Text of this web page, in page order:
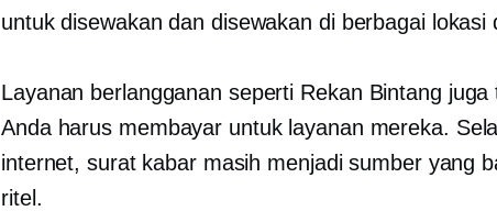
untuk disewakan dan disewakan di berbagai lokasi
Layanan berlangganan seperti Rekan Bintang juga
Anda harus membayar untuk layanan mereka.
internet, surat kabar masih menjadi sumber yang
ritel.